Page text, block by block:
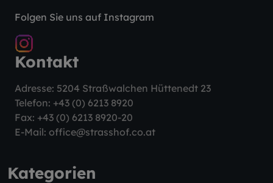
Folgen Sie uns auf Instagram
Kontakt
Adresse: 5204 Straßwalchen Hüttenedt 23
Telefon: +43 (0) 6213 8920
Fax: +43 (0) 6213 8920-20
E-Mail: office@strasshof.co.at
Kategorien